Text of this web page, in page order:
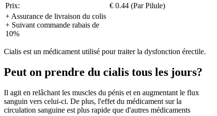
Prix:
€ 0.44 (Par Pilule)
+ Assurance de livraison du colis
+ Suivant commande rabais de
10%
Cialis est un médicament utilisé pour traiter la dysfonction érectile.
Peut on prendre du cialis tous les jours?
Il agit en relâchant les muscles du pénis et en augmentant le flux
sanguin vers celui-ci. De plus, l'effet du médicament sur la
circulation sanguine est plus rapide que d'autres médicaments